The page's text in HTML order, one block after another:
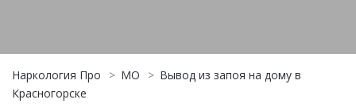
Наркология Про > МО > Вывод из запоя на дому в
Красногорске